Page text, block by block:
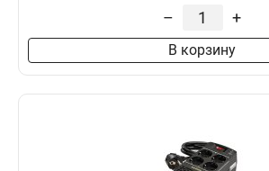
– +
В корзину